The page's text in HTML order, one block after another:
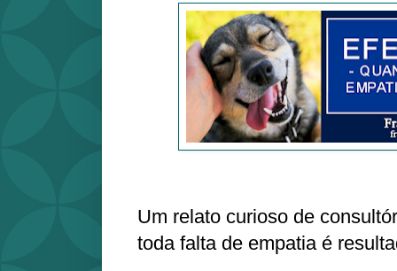
Um relato curioso de
toda falta de empatia é